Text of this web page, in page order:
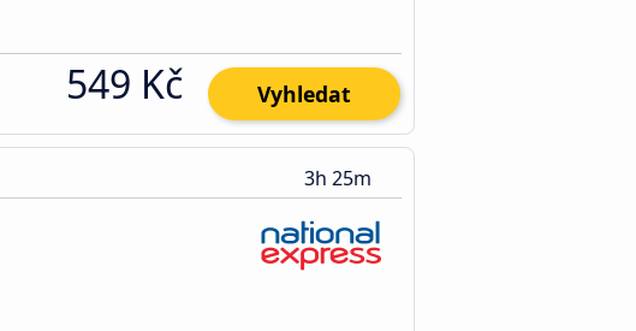
549 Kč Vyhledat
3h 25m